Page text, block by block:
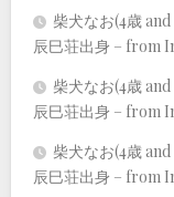
柴犬なお(4歳
辰巳荘出身 – from
柴犬なお(4歳
辰巳荘出身 – from
柴犬なお(4歳
辰巳荘出身 – from